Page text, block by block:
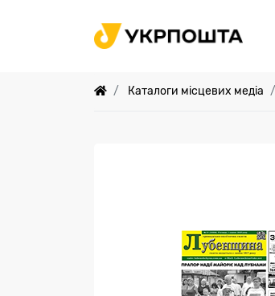
Каталоги місцевих медіа